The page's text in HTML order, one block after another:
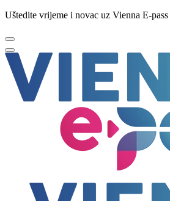
Uštedite vrijeme i novac uz Vienna E-pass